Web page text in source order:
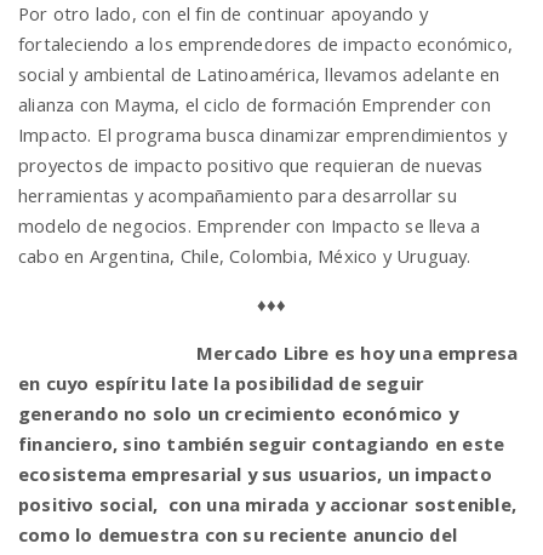
Por otro lado, con el fin de continuar apoyando y
fortaleciendo a los emprendedores de impacto económico,
social y ambiental de Latinoamérica, llevamos adelante en
alianza con Mayma, el ciclo de formación Emprender con
Impacto. El programa busca dinamizar emprendimientos y
proyectos de impacto positivo que requieran de nuevas
herramientas y acompañamiento para desarrollar su
modelo de negocios. Emprender con Impacto se lleva a
cabo en Argentina, Chile, Colombia, México y Uruguay.
♦♦♦
Mercado Libre es hoy una empresa
en cuyo espíritu late la posibilidad de seguir
generando no solo un crecimiento económico y
financiero, sino también seguir contagiando en este
ecosistema empresarial y sus usuarios, un impacto
positivo social, con una mirada y accionar sostenible,
como lo demuestra con su reciente anuncio del